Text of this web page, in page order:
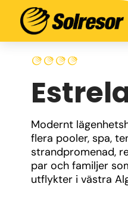
Modernt
flera pooler, spa,
strandpromenad,
par och familjer
utflykter i västra